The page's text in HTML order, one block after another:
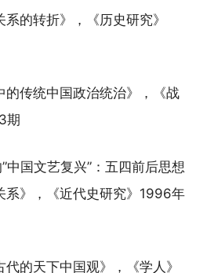
系的转折》，《历史研究》
的传统中国政治统治》，《战
期
”中国文艺复兴”：五四前后思想
系》，《近代史研究》1996年
代的天下中国观》，《学人》